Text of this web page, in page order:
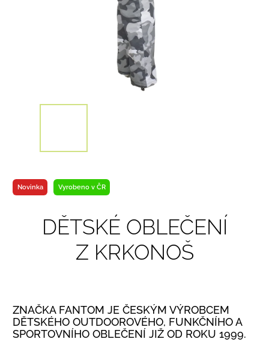
Novinka Vyrobeno v ČR
DĚTSKÉ OBLEČENÍ
Z KRKONOŠ
ZNAČKA FANTOM JE ČESKÝM VÝROBCEM
DĚTSKÉHO OUTDOOROVÉHO, FUNKČNÍHO A
SPORTOVNÍHO OBLEČENÍ JIŽ OD ROKU 1999.